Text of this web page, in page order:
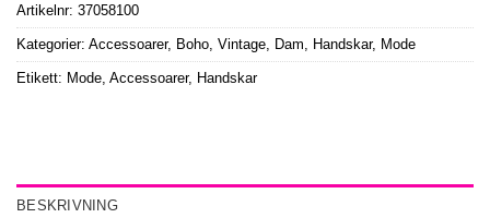
Artikelnr: 37058100
Kategorier: Accessoarer, Boho, Vintage Dam Handskar, Mode
Etikett: Mode, Accessoarer, Handskar
BESKRIVNING